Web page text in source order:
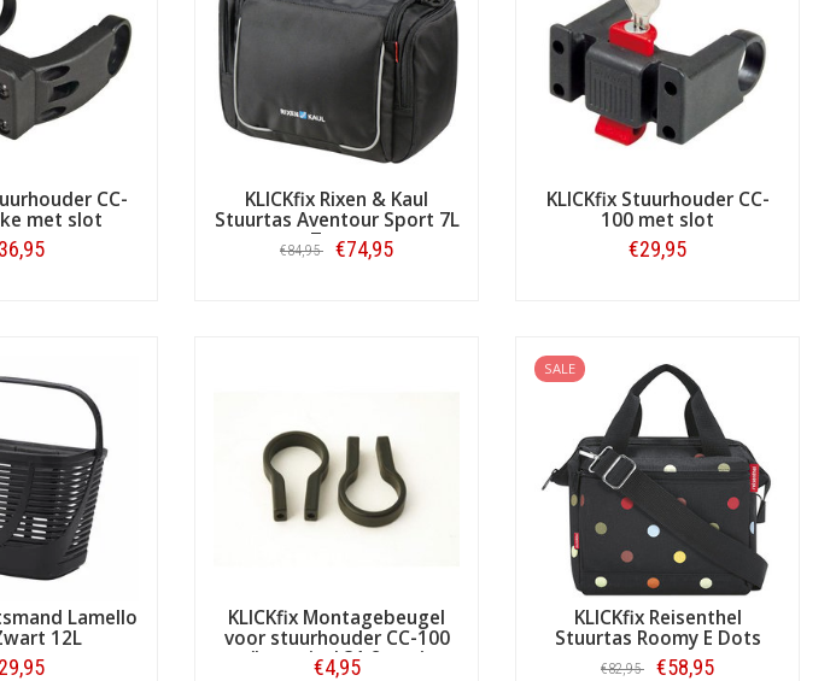
zoals u ook op deze pagina's kunt zien. De 'gemene deler' van
geval dat ze slimme, onmisbare handigheid bieden voor op de fiets; voor
en telefoon tot GoPro, kaarthouder en fietsmand (let u er wel op dat
KLICKfix assortiment inclusief de veel verkochte
CC-100 serie
CC-
met slot
KLICKfix Rixen & Kaul
Stuurtas Aventour Sport 7L
Zwart
€84,95 €74,95
KLICKfix Stuurhouder CC-
100 met slot
€29,95
Lamello
12L
KLICKfix Montagebeugel
voor stuurhouder CC-100
('oversize' 31,8 mm)
€4,95
SALE
KLICKfix Reisenthel
Stuurtas Roomy E Dots
€82,95 €58,95